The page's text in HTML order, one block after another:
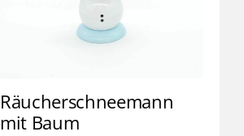
Räucherschneemann
mit Baum